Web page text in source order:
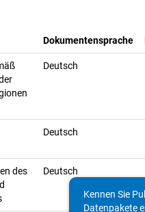
Dokumentensprache
Deutsch
Deutsch
des
Deutsch
Kennen Sie
Datenpakete